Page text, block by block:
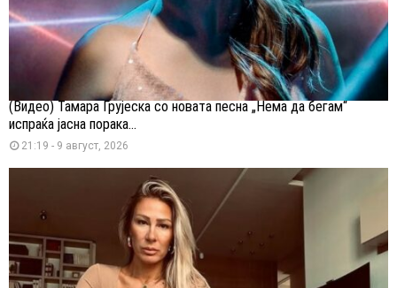
(Видео) Тамара Грујеска со новата песна „Нема да бегам“
испраќа јасна порака...
21:19 - 9 август, 2026